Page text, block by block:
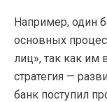
Например, один
основных
лиц», так как им
стратегия —
банк поступил